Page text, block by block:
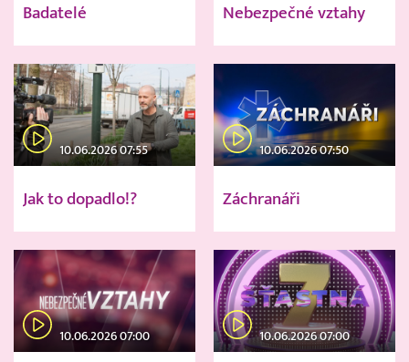
Badatelé Nebezpečné vztahy
10.06.2026 07:55
Jak to dopadlo!?
10.06.2026 07:50
Záchranáři
10.06.2026 07:00 10.06.2026 07:00